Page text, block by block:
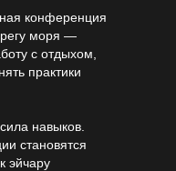
конференция
моря —
с отдыхом,
практики
навыков.
становятся
эйчару